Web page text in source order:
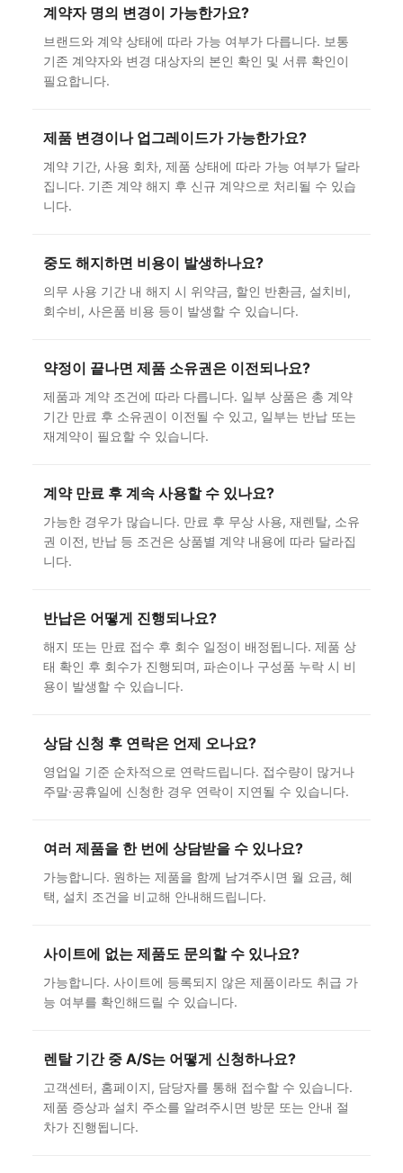
계약자 명의 변경이 가능한가요?
브랜드와 계약 상태에 따라 가능 여부가 다릅니다. 보통
기존 계약자와 변경 대상자의 본인 확인 및 서류 확인이
필요합니다.
제품 변경이나 업그레이드가 가능한가요?
계약 기간, 사용 회차, 제품 상태에 따라 가능 여부가 달라
집니다. 기존 계약 해지 후 신규 계약으로 처리될 수 있습
니다.
중도 해지하면 비용이 발생하나요?
의무 사용 기간 내 해지 시 위약금, 할인 반환금, 설치비,
회수비, 사은품 비용 등이 발생할 수 있습니다.
약정이 끝나면 제품 소유권은 이전되나요?
제품과 계약 조건에 따라 다릅니다. 일부 상품은 총 계약
기간 만료 후 소유권이 이전될 수 있고, 일부는 반납 또는
재계약이 필요할 수 있습니다.
계약 만료 후 계속 사용할 수 있나요?
가능한 경우가 많습니다. 만료 후 무상 사용, 재렌탈, 소유
권 이전, 반납 등 조건은 상품별 계약 내용에 따라 달라집
니다.
반납은 어떻게 진행되나요?
해지 또는 만료 접수 후 회수 일정이 배정됩니다. 제품 상
태 확인 후 회수가 진행되며, 파손이나 구성품 누락 시 비
용이 발생할 수 있습니다.
상담 신청 후 연락은 언제 오나요?
영업일 기준 순차적으로 연락드립니다. 접수량이 많거나
주말·공휴일에 신청한 경우 연락이 지연될 수 있습니다.
여러 제품을 한 번에 상담받을 수 있나요?
가능합니다. 원하는 제품을 함께 남겨주시면 월 요금, 혜
택, 설치 조건을 비교해 안내해드립니다.
사이트에 없는 제품도 문의할 수 있나요?
가능합니다. 사이트에 등록되지 않은 제품이라도 취급 가
능 여부를 확인해드릴 수 있습니다.
렌탈 기간 중 A/S는 어떻게 신청하나요?
고객센터, 홈페이지, 담당자를 통해 접수할 수 있습니다.
제품 증상과 설치 주소를 알려주시면 방문 또는 안내 절
차가 진행됩니다.